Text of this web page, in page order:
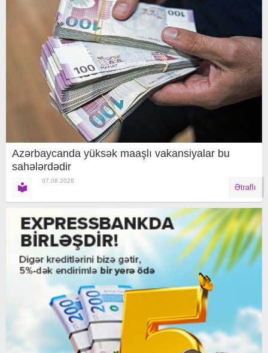
Azərbaycanda yüksək maaşlı vakansiyalar bu
sahələrdədir
07.08.2026
Ətraflı